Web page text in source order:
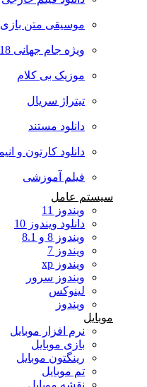
موسیقی متن بازی و فیلم
ویژه جام جهانی 2018 روسیه
موزیک بی کلام
تیتراژ سریال
دانلود مستند
دانلود کارتون و انیمیشن
فیلم آموزشی
سیستم عامل
ویندوز 11
دانلود ویندوز 10
ویندوز 8 و 8.1
ویندوز 7
ویندوز xp
ویندوز سرور
لینوکس
ویندوز
نرم افزار موبایل
بازی موبایل
رینگتون موبایل
تم موبایل
نقشه موبایل